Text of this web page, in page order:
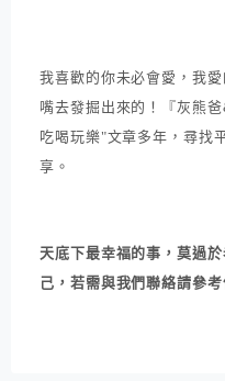
我喜歡的你未必會愛，我
嘴去發掘出來的！『灰熊
吃喝玩樂"文章多年，尋找
享。
天底下最幸福的事，莫過
己，若需與我們聯絡請參考